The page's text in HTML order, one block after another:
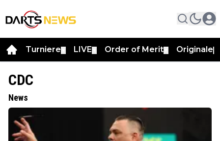
Turniere LIVE Order of Merit Originale
CDC
News